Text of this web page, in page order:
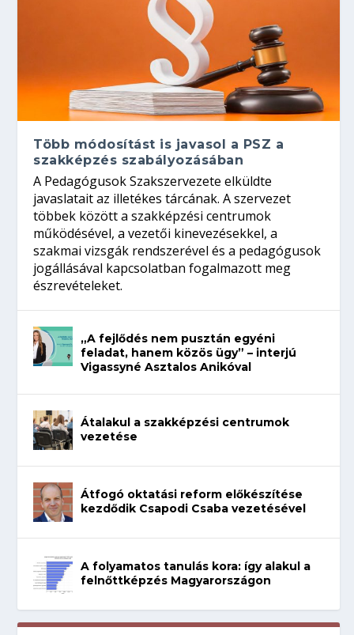
Több módosítást is javasol a PSZ a
szakképzés szabályozásában
A Pedagógusok Szakszervezete elküldte
javaslatait az illetékes tárcának. A szervezet
többek között a szakképzési centrumok
működésével, a vezetői kinevezésekkel, a
szakmai vizsgák rendszerével és a pedagógusok
jogállásával kapcsolatban fogalmazott meg
észrevételeket.
„A fejlődés nem pusztán egyéni
feladat, hanem közös ügy” – interjú
Vigassyné Asztalos Anikóval
Átalakul a szakképzési centrumok
vezetése
Átfogó oktatási reform előkészítése
kezdődik Csapodi Csaba vezetésével
A folyamatos tanulás kora: így alakul a
felnőttképzés Magyarországon